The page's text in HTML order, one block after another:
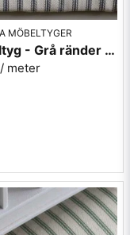
MÖBELTYGER
Möbeltyg - Grå ränder - Ellinor nr.90
/ meter
av bärande
en stor
och Lennart